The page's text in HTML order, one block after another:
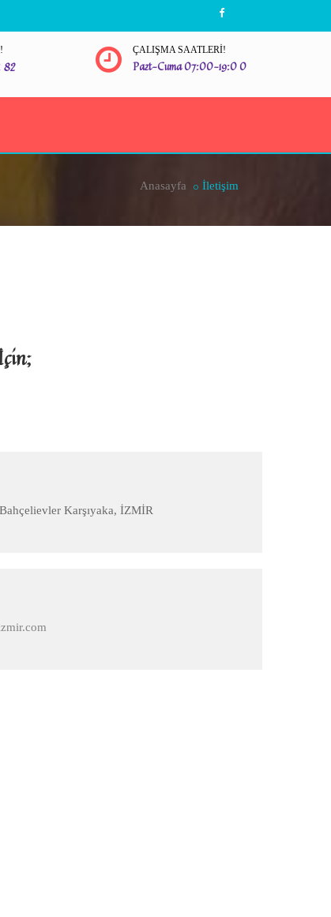
82
ÇALIŞMA SAATLERI!
Pazt-Cuma 07:00-19:0 0
Anasayfa İletişim
Karşıyaka, İZMİR